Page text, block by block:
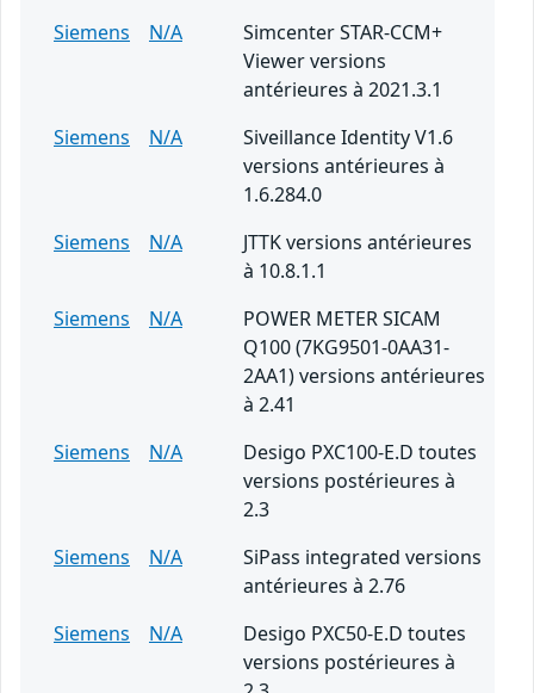
Siemens
N/A
Simcenter STAR-CCM+
Viewer versions
antérieures à 2021.3.1
Siemens
N/A
Siveillance Identity V1.6
versions antérieures à
1.6.284.0
Siemens
N/A
JTTK versions antérieures
à 10.8.1.1
Siemens
N/A
POWER METER SICAM
Q100 (7KG9501-0AA31-
2AA1) versions antérieures
à 2.41
Siemens
N/A
Desigo PXC100-E.D toutes
versions postérieures à
2.3
Siemens
N/A
SiPass integrated versions
antérieures à 2.76
Siemens
N/A
Desigo PXC50-E.D toutes
versions postérieures à